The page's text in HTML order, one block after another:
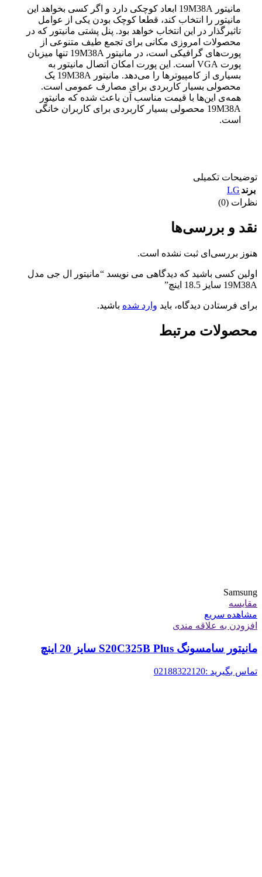
مانیتور 19M38A ابعاد کوچکی دارد و اگر کسی بخواهد این
مانیتور را انتخاب کند، قطعا کوچک بودن یکی از عوامل
تاثیرگذار در این انتخاب خواهد بود. پنل پشتی مانیتور که در
محصولات امروزی مکانی برای تجمع طیف متنوعی از
پورت‌های گرافیکی است، در مانیتور 19M38A تنها میزبان
پورت‌ VGA است. این پورت امکان اتصال مانیتور به
بسیاری از کامپیوترها را می‌دهد. مانیتور 19M38A یک
محصولی بسیار کاربردی برای مصارف عمومی است.
همه‌ی این‌ها با قیمت مناسب آن باعث شده که مانیتور
19M38A محصولی بسیار کاربردی برای کاربران خانگی
است.
توضیحات تکمیلی
برند LG
نظرات (0)
نقد و بررسی‌ها
هنوز بررسی‌ای ثبت نشده است.
اولین کسی باشید که دیدگاهی می نویسد “مانیتور ال جی مدل
19M38A سایز 18.5 اینچ”
برای فرستادن دیدگاه، باید وارد شده باشید.
محصولات مرتبط
Samsung
مقایسه
مشاهده سریع
افزودن به علاقه مندی
مانیتور سامسونگ S20C325B Plus سایز 20 اینچ
تماس بگیرید :02188322120